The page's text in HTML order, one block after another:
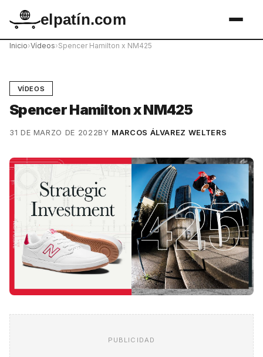
elpatín.com
Inicio›Vídeos›Spencer Hamilton x NM425
VÍDEOS
Spencer Hamilton x NM425
31 DE MARZO DE 2022BY MARCOS ÁLVAREZ WELTERS
PUBLICIDAD